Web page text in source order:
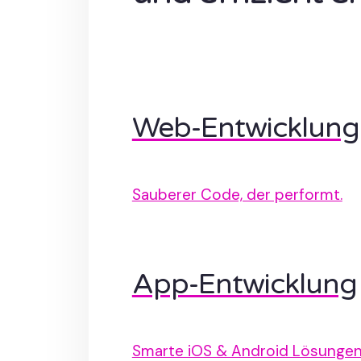
Web-Entwicklung
Sauberer Code, der performt.
App-Entwicklung
Smarte iOS & Android